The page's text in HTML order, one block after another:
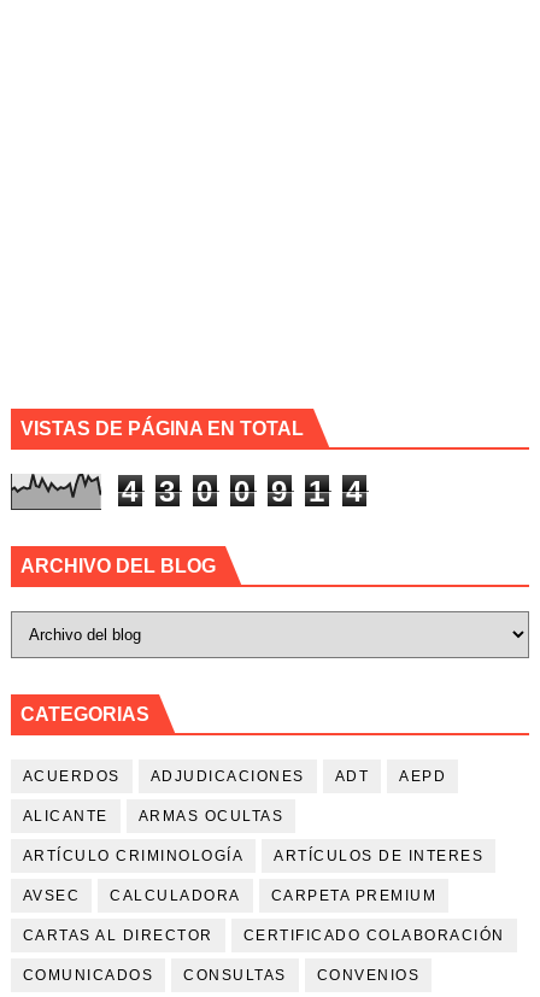
VISTAS DE PÁGINA EN TOTAL
4 3 0 0 9 1 4
ARCHIVO DEL BLOG
CATEGORIAS
ACUERDOS ADJUDICACIONES ADT AEPD
ALICANTE ARMAS OCULTAS
ARTÍCULO CRIMINOLOGÍA ARTÍCULOS DE INTERES
AVSEC CALCULADORA CARPETA PREMIUM
CARTAS AL DIRECTOR CERTIFICADO COLABORACIÓN
COMUNICADOS CONSULTAS CONVENIOS